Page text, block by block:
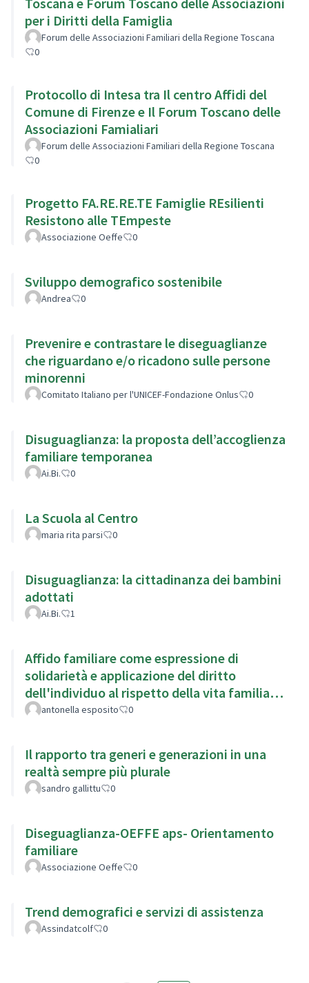
per i Diritti della Famiglia
Forum delle Associazioni Familiari della Regione Toscana
0
Protocollo di Intesa tra Il centro Affidi del
Comune di Firenze e Il Forum Toscano delle
Associazioni Famialiari
Forum delle Associazioni Familiari della Regione Toscana
0
Progetto FA.RE.RE.TE Famiglie REsilienti
Resistono alle TEmpeste
Associazione Oeffe 0
Sviluppo demografico sostenibile
Andrea 0
Prevenire e contrastare le diseguaglianze
che riguardano e/o ricadono sulle persone
minorenni
Comitato Italiano per l'UNICEF-Fondazione Onlus 0
Disuguaglianza: la proposta dell’accoglienza
familiare temporanea
Ai.Bi. 0
La Scuola al Centro
maria rita parsi 0
Disuguaglianza: la cittadinanza dei bambini
adottati
Ai.Bi. 1
Affido familiare come espressione di
solidarietà e applicazione del diritto
dell'individuo al rispetto della vita familiare
(art.8 Cedu)
antonella esposito 0
Il rapporto tra generi e generazioni in una
realtà sempre più plurale
sandro gallittu 0
Diseguaglianza-OEFFE aps- Orientamento
familiare
Associazione Oeffe 0
Trend demografici e servizi di assistenza
Assindatcolf 0